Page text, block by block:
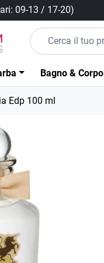
09-13 / 17-20)
Bagno & Corpo
Edp 100 ml